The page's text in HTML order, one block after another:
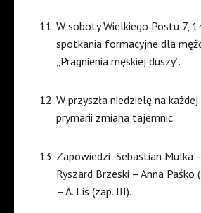
W soboty Wielkiego Postu 7,
spotkania formacyjne dla
„Pragnienia męskiej duszy”.
W przyszła niedzielę na
prymarii zmiana tajemnic.
Zapowiedzi: Sebastian Mulka
Ryszard Brzeski – Anna Paśko
– A. Lis (zap. III).